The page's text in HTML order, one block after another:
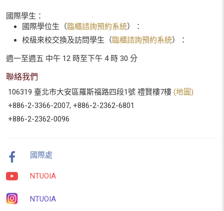
國際學生：
國際學位生（臨櫃諮詢預約系統）：
校級來校交換及訪問學生（臨櫃諮詢預約系統）：
週一至週五 中午 12 時至下午 4 時 30 分
聯絡我們
106319 臺北市大安區羅斯福路四段1號 禮賢樓7樓 (地圖)
+886-2-3366-2007, +886-2-2362-6801
+886-2-2362-0096
國際處
NTUOIA
NTUOIA